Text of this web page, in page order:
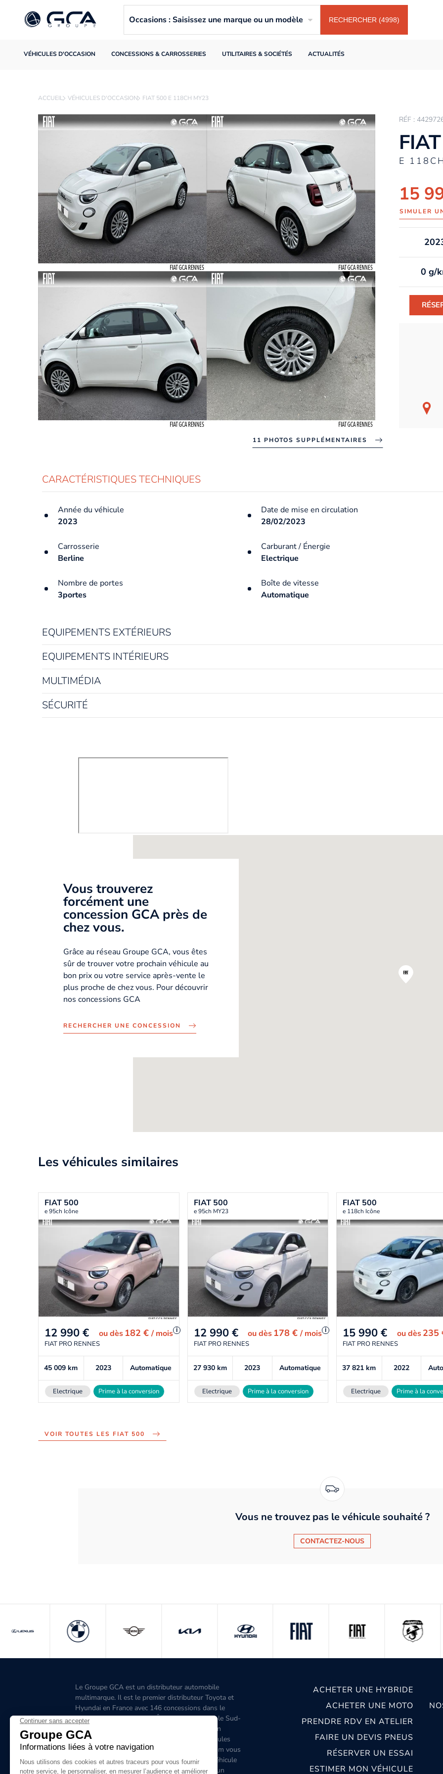
VÉHICULES D'OCCASION CONCESSIONS & CARROSSERIES UTILITAIRES & SOCIÉTÉS ACTUALITÉS
Occasions : Saisissez une marque ou un modèle RECHERCHER (4998)
ACCUEIL VÉHICULES D'OCCASION FIAT 500 E 118CH MY23
11 PHOTOS SUPPLÉMENTAIRES
RÉF :
E
15
SIMULER
0 g/
CARACTÉRISTIQUES TECHNIQUES
Année du véhicule
2023
Date de mise en circulation
28/02/2023
Carrosserie
Berline
Carburant / Énergie
Electrique
Nombre de portes
3portes
Boîte de vitesse
Automatique
EQUIPEMENTS EXTÉRIEURS
EQUIPEMENTS INTÉRIEURS
MULTIMÉDIA
SÉCURITÉ
Vous trouverez
forcément une
concession GCA près de
chez vous.
Grâce au réseau Groupe GCA, vous êtes
sûr de trouver votre prochain véhicule au
bon prix ou votre service après-vente le
plus proche de chez vous. Pour découvrir
nos concessions GCA
RECHERCHER UNE CONCESSION
Les véhicules similaires
FIAT 500
e 95ch Icône
12 990 € oudès 182 €/ mois i
FIAT PRO RENNES
45 009km 2023 Automatique
Electrique Prime à la conversion
FIAT 500
e 95ch MY23
12 990 € oudès 178 €/ mois i
FIAT PRO RENNES
27 930 km 2023 Automatique
Electrique Prime à la conversion
FIAT 500
e 118ch Icône
15 990 € oudès 235
FIAT PRO RENNES
37 821km 2022
Electrique Prime à la
VOIR TOUTES LES FIAT 500
Vous ne trouvez pas le véhicule souhaité ?
CONTACTEZ-NOUS
Le Groupe GCA est un distributeur automobile
multimarque. Il est le premier distributeur Toyota et
Hyundai en France avec 146 concessions dans le
Grand-Ouest, l’Aquitaine, l'Île-de-France, l'Est, le Sud-
Ouest, le Sud-Est, la Corse et 6 concessions en
Belgique. C'est le premier distributeur de véhicules
hybrides en France. Le site www.groupegca.com vous
permet de trouver facilement votre prochain véhicule
d'occasion. Le réseau Groupe GCA c'est aussi un
ACHETER UNE HYBRIDE
ACHETER UNE MOTO
PRENDRE RDV EN ATELIER
FAIRE UN DEVIS PNEUS
RÉSERVER UN ESSAI
ESTIMER MON VÉHICULE